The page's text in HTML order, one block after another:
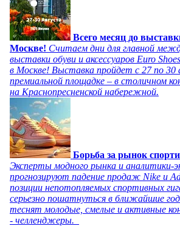
Всего месяц до
Москве! Считаем дни для главной
выставки обуви и аксессуаров Euro
в Москве! Выставка пройдет с 27 по 30
премиальной площадке – в столичном
на Краснопресненской набережной.
Борьба за рынок
Эксперты модного рынка и аналитики-
прогнозируют падение продаж Nike и
позиции непотопляемых спортивных
серьезно пошатнуться в ближайшие
теснят молодые, смелые и активные
- челленджеры.